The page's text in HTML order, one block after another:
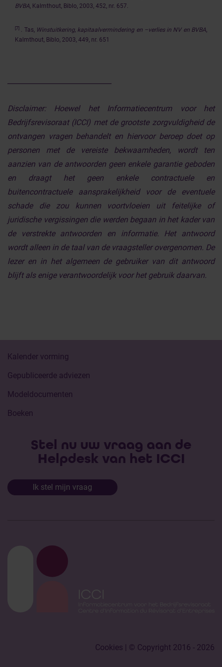
BVBA, Kalmthout, Biblo, 2003, 452, nr. 657.
[7] . Tas, Winstuitkering, kapitaalvermindering en –verlies in NV en BVBA,
Kalmthout, Biblo, 2003, 449, nr. 651
Disclaimer: Hoewel het Informatiecentrum voor het
Bedrijfsrevisoraat (ICCI) met de grootste zorgvuldigheid de
ontvangen vragen behandelt en hiervoor beroep doet op
personen met de vereiste bekwaamheden, wordt ten
aanzien van de antwoorden geen enkele garantie geboden
en draagt het geen enkele contractuele en
buitencontractuele aansprakelijkheid voor de eventuele
schade die zou kunnen voortvloeien uit feitelijke of
juridische vergissingen die werden begaan in het kader van
de verstrekte antwoorden en informatie. Het antwoord
wordt alleen in de taal van de vraagsteller overgenomen. De
lezer en in het algemeen de gebruiker van dit antwoord
blijft als enige verantwoordelijk voor het gebruik daarvan.
Kalender vorming
Gepubliceerde adviezen
Modeldocumenten
Boeken
Stel nu uw vraag aan de
Helpdesk van het ICCI
Ik stel mijn vraag
Cookies | © Copyright 2016 - 2026